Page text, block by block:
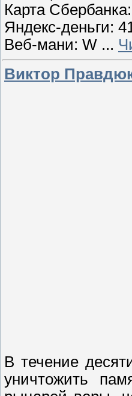
Карта
Яндекс-деньги:
Веб-мани: W ...
Виктор
В течение
уничтожить